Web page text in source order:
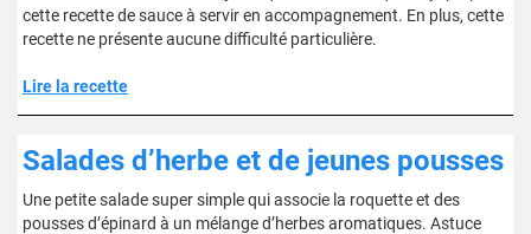
cette recette de sauce à servir en accompagnement. En plus, cette
recette ne présente aucune difficulté particulière.
Lire la recette
Salades d’herbe et de jeunes pousses
Une petite salade super simple qui associe la roquette et des
pousses d’épinard à un mélange d’herbes aromatiques. Astuce